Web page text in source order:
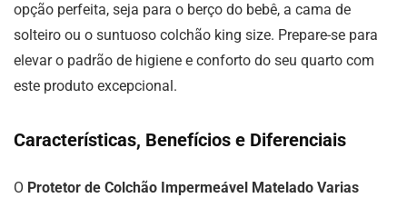
opção perfeita, seja para o berço do bebê, a cama de
solteiro ou o suntuoso colchão king size. Prepare-se para
elevar o padrão de higiene e conforto do seu quarto com
este produto excepcional.
Características, Benefícios e Diferenciais
O Protetor de Colchão Impermeável Matelado Varias